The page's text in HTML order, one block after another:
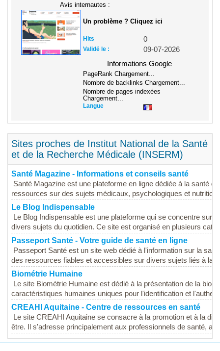
Avis internautes :
Un problème ? Cliquez ici
Hits 0
Validé le :
09-07-2026
Informations Google
PageRank Chargement...
Nombre de backlinks Chargement...
Nombre de pages indexées
Chargement...
Langue
Sites proches de Institut National de la Santé
et de la Recherche Médicale (INSERM)
Santé Magazine - Informations et conseils santé
Santé Magazine est une plateforme en ligne dédiée à la santé
ressources sur des sujets médicaux, psychologiques et
Le Blog Indispensable
Le Blog Indispensable est une plateforme qui se concentre sur
divers sujets du quotidien. Ce site est organisé en plusieurs
Passeport Santé - Votre guide de santé en ligne
Passeport Santé est un site web dédié à l'information sur la
des ressources fiables et accessibles sur divers sujets liés à la...
Biométrie Humaine
Le site Biométrie Humaine est dédié à la présentation de la
caractéristiques humaines uniques pour l'identification et
CREAHI Aquitaine - Centre de ressources en santé
Le site CREAHI Aquitaine se consacre à la promotion et à la
être. Il s'adresse principalement aux professionnels de santé,